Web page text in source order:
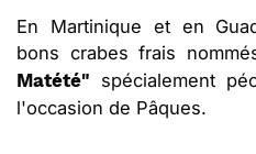
En Martinique et en
bons crabes frais
Matété" spécialement
l'occasion de Pâques.